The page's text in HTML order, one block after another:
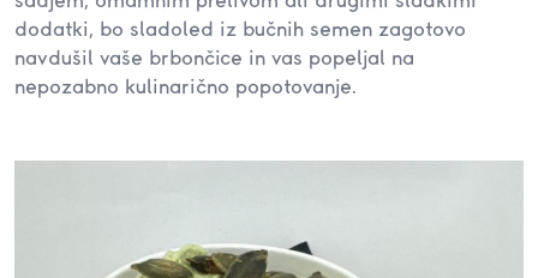
dodatki, bo sladoled iz bučnih semen zagotovo
navdušil vaše brbončice in vas popeljal na
nepozabno kulinarično popotovanje.